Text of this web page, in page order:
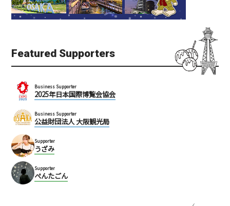
Featured Supporters
Business Supporter
2025年日本国際博覧会協会
Business Supporter
公益財団法人 大阪観光局
Supporter
うざみ
Supporter
ぺんたごん